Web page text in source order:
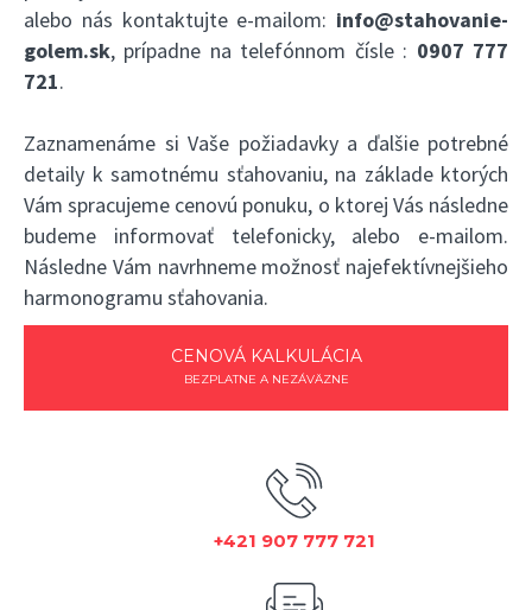
alebo nás kontaktujte e-mailom: info@stahovanie-
golem.sk, prípadne na telefónnom čísle : 0907 777
721.
Zaznamenáme si Vaše požiadavky a ďalšie potrebné
detaily k samotnému sťahovaniu, na základe ktorých
Vám spracujeme cenovú ponuku, o ktorej Vás následne
budeme informovať telefonicky, alebo e-mailom.
Následne Vám navrhneme možnosť najefektívnejšieho
harmonogramu sťahovania.
CENOVÁ KALKULÁCIA
BEZPLATNE A NEZÁVÄZNE
+421 907 777 721